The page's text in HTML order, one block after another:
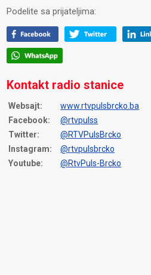
Podelite sa prijateljima:
Kontakt radio stanice
Websajt:
www.rtvpulsbrcko.ba
Facebook:
@rtvpulss
Twitter:
@RTVPulsBrcko
Instagram:
@rtvpulsbrcko
Youtube:
@RtvPuls-Brcko